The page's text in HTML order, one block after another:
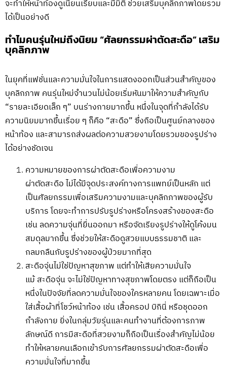
จะทำให้หน้าท้องดูเนียนเรียบและมีมิติ ช่วยเสริมบุคลิกภาพโดยรวม
ได้เป็นอย่างดี
ทำไมคนรุ่นใหม่ถึงนิยม “ศัลยกรรมผ่าตัดสะดือ” เสริม
บุคลิกภาพ
ในยุคที่แฟชั่นและความมั่นใจในการแสดงออกเป็นส่วนสำคัญของ
บุคลิกภาพ คนรุ่นใหม่จำนวนไม่น้อยเริ่มหันมาให้ความสำคัญกับ
“รายละเอียดเล็ก ๆ” บนร่างกายมากขึ้น หนึ่งในจุดที่กำลังได้รับ
ความนิยมมากขึ้นเรื่อย ๆ ก็คือ “สะดือ” ซึ่งถือเป็นศูนย์กลางของ
หน้าท้อง และสามารถส่งผลต่อความสวยงามโดยรวมของรูปร่าง
ได้อย่างชัดเจน
ความหมายของการผ่าตัดสะดือเพื่อความงาม
ผ่าตัดสะดือ ไม่ได้มีจุดประสงค์ทางการแพทย์เป็นหลัก แต่
เป็นศัลยกรรมเพื่อเสริมความงามและบุคลิกภาพของผู้รับ
บริการ โดยจะทำการปรับรูปร่างหรือโครงสร้างของสะดือ
เช่น ลดความจุ่นที่ยื่นออกมา หรือจัดเรียงรูปร่างให้ดูโค้งมน
สมดุลมากขึ้น ซึ่งช่วยให้สะดือดูสวยแบบธรรมชาติ และ
กลมกลืนกับรูปร่างของผู้ป่วยมากที่สุด
สะดือจุ่นไม่ใช่ปัญหาสุขภาพ แต่ทำให้เสียความมั่นใจ
แม้ สะดือจุ่น จะไม่ใช่ปัญหาทางสุขภาพโดยตรง แต่ก็ถือเป็น
หนึ่งในปัจจัยที่ลดความมั่นใจของใครหลายคน โดยเฉพาะเมื่อ
ใส่เสื้อผ้าที่โชว์หน้าท้อง เช่น เสื้อครอป บิกินี่ หรือชุดออก
กำลังกาย ยิ่งในกลุ่มวัยรุ่นและคนทำงานที่ต้องการภาพ
ลักษณ์ดี การมีสะดือที่สวยงามก็ถือเป็นเรื่องสำคัญไม่น้อย
ทำให้หลายคนเลือกเข้ารับการศัลยกรรมผ่าตัดสะดือเพื่อ
ความมั่นใจที่มากขึ้น